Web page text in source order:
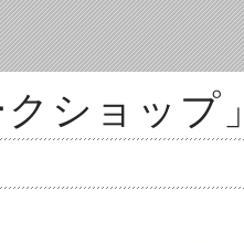
ショップ」